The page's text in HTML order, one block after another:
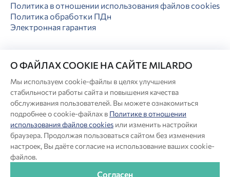
Политика в отношении использования файлов cookies
Политика обработки ПДн
Электронная гарантия
© Milardo
Разработка сайта:
Производитель оставляет за собой право в любой момент
вносить изменения в комплектацию, дизайн и характеристики
товара, не ухудшающие его качество.
Актуальная информация о продукции Milardo — на сайте
бренда www.milardo.ru.
О ФАЙЛАХ COOKIE НА САЙТЕ MILARDO
Мы используем cookie-файлы в целях улучшения
стабильности работы сайта и повышения качества
обслуживания пользователей. Вы можете ознакомиться
подробнее о cookie-файлах в Политике в отношении
использования файлов cookies или изменить настройки
браузера. Продолжая пользоваться сайтом без изменения
настроек, Вы даёте согласие на использование ваших cookie-
файлов.
Согласен